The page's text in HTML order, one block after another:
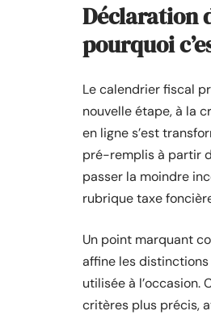
Déclaration
pourquoi
Le calendrier fiscal
nouvelle étape, à la
en ligne s’est
pré-remplis à partir
passer la moindre
rubrique taxe
Un point marquant
affine les
utilisée à l’occasion.
critères plus précis,